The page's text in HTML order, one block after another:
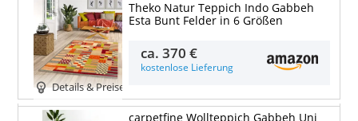
Details & Preise
Theko Natur Teppich Indo Gabbeh
Esta Bunt Felder in 6 Größen
ca.370 €
kostenlose Lieferung
carpetfine Wollteppich Gabbeh Uni